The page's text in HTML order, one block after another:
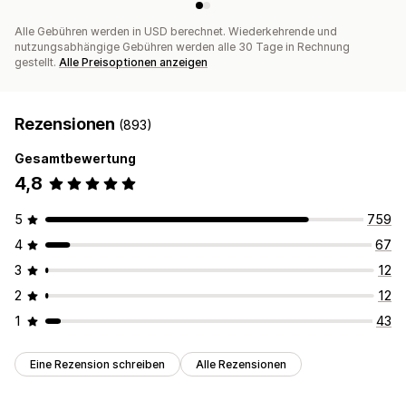
Alle Gebühren werden in USD berechnet. Wiederkehrende und
nutzungsabhängige Gebühren werden alle 30 Tage in Rechnung
gestellt. Alle Preisoptionen anzeigen
Rezensionen (893)
Gesamtbewertung
4,8
5
759
4
67
3
12
2
12
1
43
Eine Rezension schreiben Alle Rezensionen